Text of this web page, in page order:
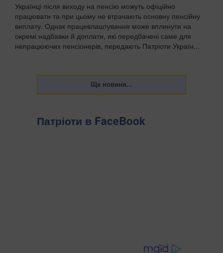
Українці після виходу на пенсію можуть офіційно
працювати та при цьому не втрачають основну пенсійну
виплату. Однак працевлаштування може вплинути на
окремі надбавки й доплати, які передбачені саме для
непрацюючих пенсіонерів, передають Патріоти Україн...
Патріоти в FaceBook